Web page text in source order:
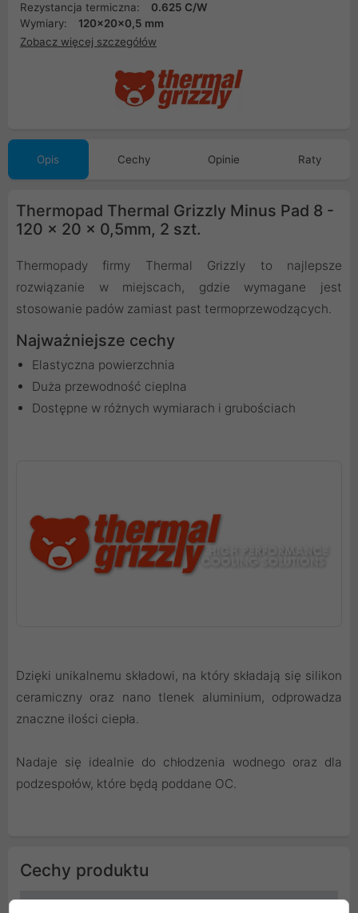
Rezystancja termiczna:
0.625 C/W
Wymiary:
120x20x0,5 mm
Zobacz więcej szczegółów
Opis Cechy Opinie Raty
Thermopad Thermal Grizzly Minus Pad 8 -
120 x 20 x 0,5mm, 2 szt.
Thermopady firmy Thermal Grizzly to najlepsze
rozwiązanie w miejscach, gdzie wymagane jest
stosowanie padów zamiast past termoprzewodzących.
Najważniejsze cechy
Elastyczna powierzchnia
Duża przewodność cieplna
Dostępne w różnych wymiarach i grubościach
Dzięki unikalnemu składowi, na który składają się silikon
ceramiczny oraz nano tlenek aluminium, odprowadza
znaczne ilości ciepła.
Nadaje się idealnie do chłodzenia wodnego oraz dla
podzespołów, które będą poddane OC.
Cechy produktu